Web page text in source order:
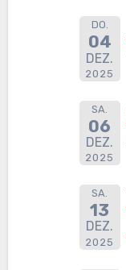
DO.
04
DEZ.
2025
SA.
06
DEZ.
2025
SA.
13
DEZ.
2025